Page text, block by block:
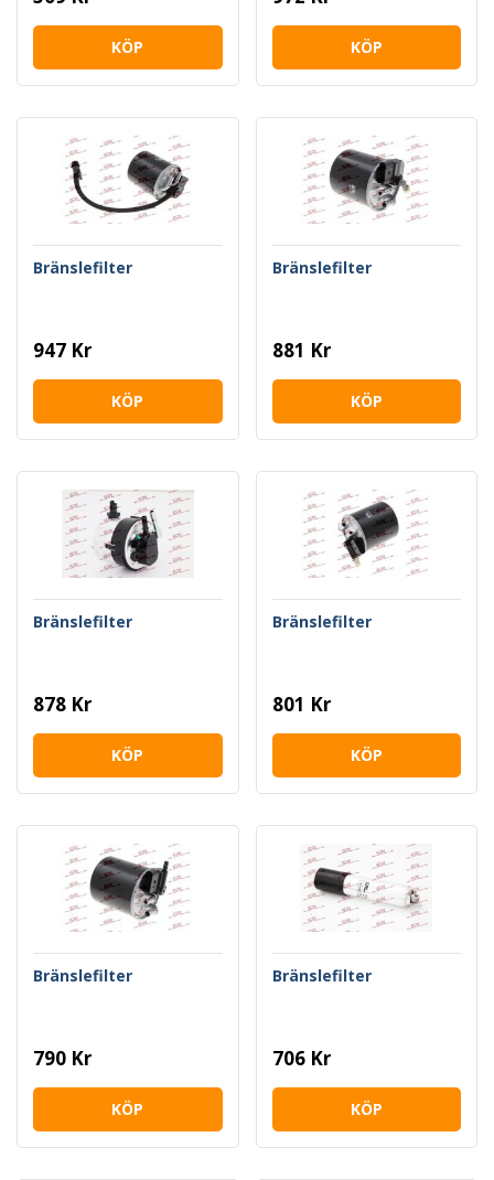
KÖP KÖP
Bränslefilter
947 Kr
KÖP
Bränslefilter
881 Kr
KÖP
Bränslefilter
878 Kr
KÖP
Bränslefilter
801 Kr
KÖP
Bränslefilter
790 Kr
KÖP
Bränslefilter
706 Kr
KÖP